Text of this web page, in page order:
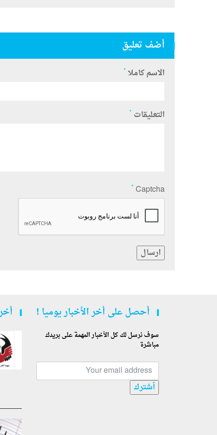
أضف تعليق
الاسم كاملا *
التعليقات *
Captcha
*
ارسال
أحصل على أخر الأخبار يوميا !
سوف نرسل لك كل الأخبار المهمة على بريدك
مباشرة
أشترك